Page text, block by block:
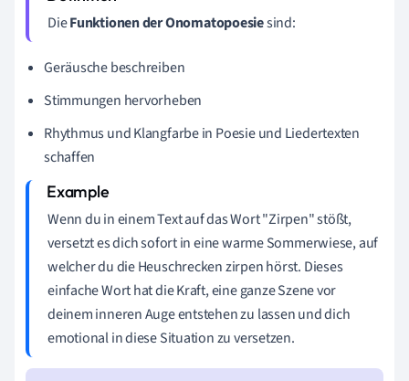
DieFunktionen der Onomatopoesiesind:
Geräusche beschreiben
Stimmungen hervorheben
Rhythmus und Klangfarbe in Poesie und Liedertexten
schaffen
Wenn du in einem Text auf das Wort "Zirpen" stößt,
versetzt es dich sofort in eine warme Sommerwiese, auf
welcher du die Heuschrecken zirpen hörst. Dieses
einfache Wort hat die Kraft, eine ganze Szene vor
deinem inneren Auge entstehen zu lassen und dich
emotional in diese Situation zu versetzen.